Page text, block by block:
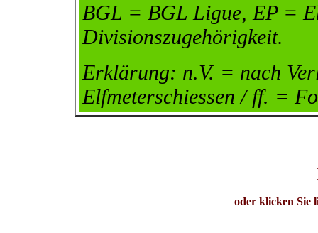
BGL = BGL Ligue, EP =
Divisionszugehörigkeit.
Erklärung: n.V. = nach
Elfmeterschiessen / ff. =
oder klicken Sie